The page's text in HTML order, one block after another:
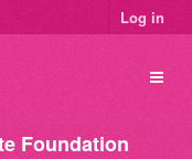
Log in
Foundation